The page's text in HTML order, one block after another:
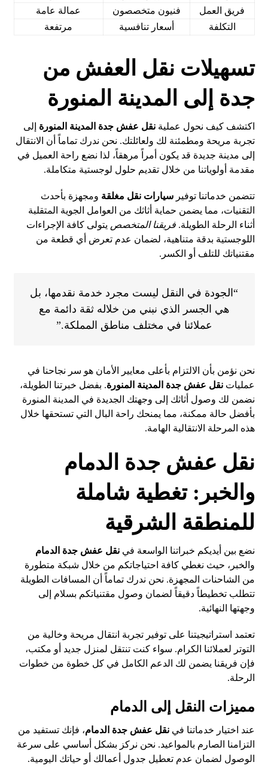
فريق العمل
فنيون متخصصون
عمالة عامة
التكلفة
أسعار تنافسية مرتفعة
تسهيلات نقل العفش من
جدة إلى المدينة المنورة
اكتشف كيف نحول عمليةنقل عفش جدة المدينة المنورة إلى
تجربة مريحة ومطمئنة لك ولعائلتك. نحن ندرك تماماً أن الانتقال
إلى مدينة جديدة قد يكون أمراً مرهقاً، لذا نضع راحة العميل في
مقدمة أولوياتنا من خلال تقديم حلول لوجستية متكاملة.
تتضمن خدماتنا توفيرسيارات نقل مغلقة ومجهزة بأحدث
التقنيات، مما يضمن حماية أثاثك من العوامل الجوية المتقلبة
أثناء الرحلة الطويلة.فريقنا المتخصص يتولى كافة الإجراءات
اللوجستية بدقة متناهية، لضمان عدم تعرض أي قطعة من
مقتنياتك للتلف أو الكسر.
“الجودة في النقل ليست مجرد خدمة نقدمها، بل
هي الجسر الذي نبني من خلاله ثقة دائمة مع
عملائنا في مختلف مناطق المملكة.”
نحن نؤمن بأن الالتزام بأعلى معايير الأمان هو سر نجاحنا في
عملياتنقل عفش جدة المدينة المنورة. بفضل خبرتنا الطويلة،
نضمن لك وصول أثاثك إلى وجهتك الجديدة في المدينة المنورة
بأفضل حالة ممكنة، مما يمنحك راحة البال التي تستحقها خلال
هذه المرحلة الانتقالية الهامة.
نقل عفش جدة الدمام
والخبر: تغطية شاملة
للمنطقة الشرقية
نضع بين أيديكم خبراتنا الواسعة فينقل عفش جدة الدمام
والخبر، حيث نغطي كافة احتياجاتكم من خلال شبكة متطورة
من الشاحنات المجهزة. نحن ندرك تماماً أن المسافات الطويلة
تتطلب تخطيطاً دقيقاً لضمان وصول مقتنياتكم بسلام إلى
وجهتها النهائية.
تعتمد استراتيجيتنا على توفير تجربة انتقال مريحة وخالية من
التوتر لعملائنا الكرام. سواء كنت تنتقل لمنزل جديد أو مكتب،
فإن فريقنا يضمن لك الدعم الكامل في كل خطوة من خطوات
الرحلة.
مميزات النقل إلى الدمام
عند اختيار خدماتنا فينقل عفش جدة الدمام، فإنك تستفيد من
التزامنا الصارم بالمواعيد. نحن نركز بشكل أساسي على سرعة
الوصول لضمان عدم تعطيل جدول أعمالك أو حياتك اليومية.